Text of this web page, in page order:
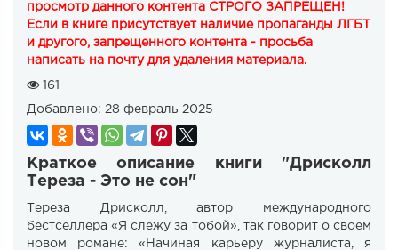
просмотр данного контента СТРОГО ЗАПРЕЩЕН!
Если в книге присутствует наличие пропаганды ЛГБТ
и другого, запрещенного контента - просьба
написать на почту для удаления материала.
161
Добавлено: 28 февраль 2025
Краткое описание книги "Дрисколл
Тереза - Это не сон"
Тереза Дрисколл, автор международного
бестселлера «Я слежу за тобой», так говорит о своем
новом романе: «Начиная карьеру журналиста, я